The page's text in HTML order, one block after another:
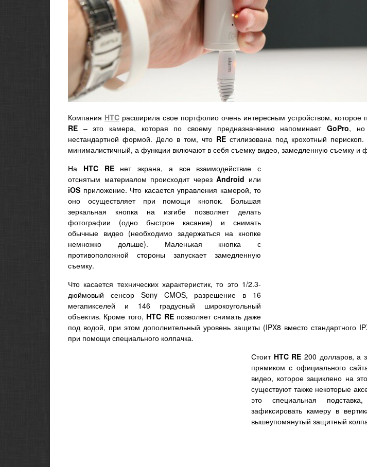
Компания HTC расширила свое портфолио очень интересным устройством, которое
RE – это камера, которая по своему предназначению напоминает GoPro, но
нестандартной формой. Дело в том, что RE стилизована под крохотный
минималистичный, а функции включают в себя съемку видео, замедленную съемку и
На HTC REнет экрана, а все взаимодействие с
отснятым материалом происходит черезAndroid или
iOS приложение. Что касается управления камерой, то
оно осуществляет при помощи кнопок. Большая
зеркальная кнопка на изгибе позволяет делать
фотографии (одно быстрое касание) и снимать
обычные видео (необходимо задержаться на кнопке
немножко дольше). Маленькая кнопка с
противоположной стороны запускает замедленную
съемку.
Что касается технических характеристик, то это 1/2.3-
дюймовый сенсор Sony CMOS, разрешение в 16
мегапикселей и 146 градусный широкоугольный
объектив. Кроме того, HTC REпозволяет снимать даже
под водой, при этом дополнительный уровень защиты (IPX8 вместо стандартного
при помощи специального колпачка.
Стоит HTC RE 200 долларов, а
прямиком с официального
видео, которое зациклено на
существуют также некоторые
это специальная
зафиксировать камеру в
вышеупомянутый защитный